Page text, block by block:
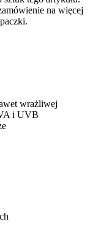
na więcej
wrażliwej
i UVB